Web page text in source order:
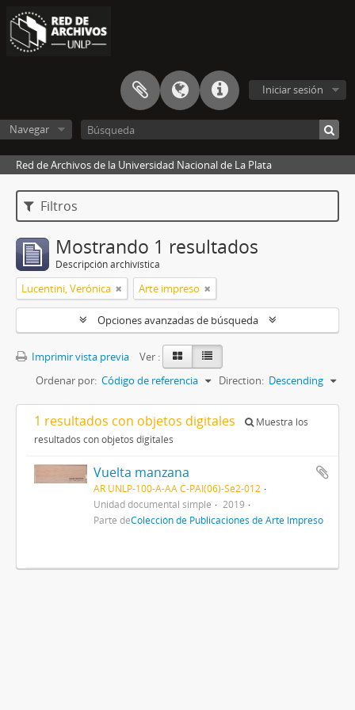
Iniciar sesión
Navegar
Red de Archivos de la Universidad Nacional de La Plata
Filtros
Mostrando 1 resultados
Descripción archivística
Lucentini, Verónica Arte impreso
Opciones avanzadas de búsqueda
Imprimir vista previa
Ver :
Ordenar por: Código de referencia Direction: Descending
1 resultados con objetos digitales
Muestra los
resultados con objetos digitales
Vuelta manzana
AR UNLP-100-A-AA C-PAI(06)-Se2-012
Unidad documental simple
2019
Parte deColección de Publicaciones de Arte Impreso